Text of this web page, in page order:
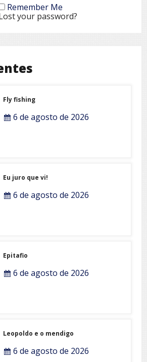
Remember Me
your password?
Fly fishing
6 de agosto de 2026
Eu juro que vi!
6 de agosto de 2026
Epitafio
6 de agosto de 2026
Leopoldo e o mendigo
6 de agosto de 2026